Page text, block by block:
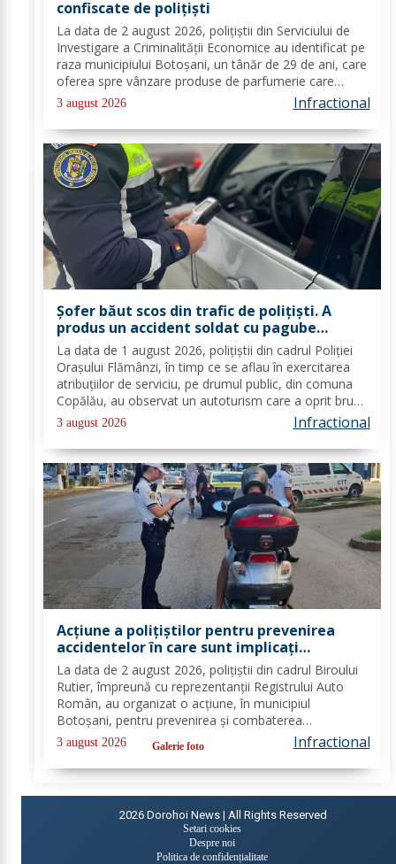
confiscate de polițiști
La data de 2 august 2026, polițiștii din Serviciului de
Investigare a Criminalității Economice au identificat pe
raza municipiului Botoșani, un tânăr de 29 de ani, care
oferea spre vânzare produse de parfumerie care
purtau semne identice sau similare cu 15 mărci
înregistrate. Valoarea de piață a...
3 august 2026 Infractional
Șofer băut scos din trafic de polițiști. A
produs un accident soldat cu pagube
materiale
La data de 1 august 2026, polițiștii din cadrul Poliției
Orașului Flămânzi, în timp ce se aflau în exercitarea
atribuțiilor de serviciu, pe drumul public, din comuna
Copălău, au observat un autoturism care a oprit brusc
pe marginea părții carosabile, iar conducătorul auto a
încercat să părăsească...
3 august 2026 Infractional
Acțiune a polițiștilor pentru prevenirea
accidentelor în care sunt implicați
motocicliștii sau utilizatorii de trotinete și
biciclete FOTO
La data de 2 august 2026, polițiștii din cadrul Biroului
Rutier, împreună cu reprezentanții Registrului Auto
Român, au organizat o acțiune, în municipiul
Botoșani, pentru prevenirea și combaterea
accidentelor rutiere în care sunt implicați utilizatorii de
trotinete/ biciclete și motocicliștii. În...
3 august 2026 Galerie foto Infractional
2026 Dorohoi News | All Rights Reserved
Setari cookies
Despre noi
Politica de confidențialitate